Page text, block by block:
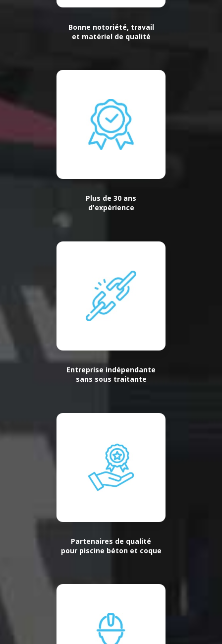
Bonne notoriété, travail
et matériel de qualité
Plus de 30 ans
d'expérience
Entreprise indépendante
sans sous traitante
Partenaires de qualité
pour piscine béton et coque